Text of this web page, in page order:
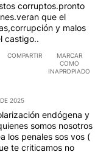
corruptos.pronto
que el
y malos
castigo..
COMPARTIR
MARCAR
COMO
INAPROPIADO
2025
endógena y
somos nosotros
los penales sos vos (
te criticamos no